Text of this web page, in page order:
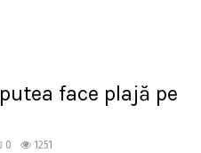
face plajă pe
0 1251